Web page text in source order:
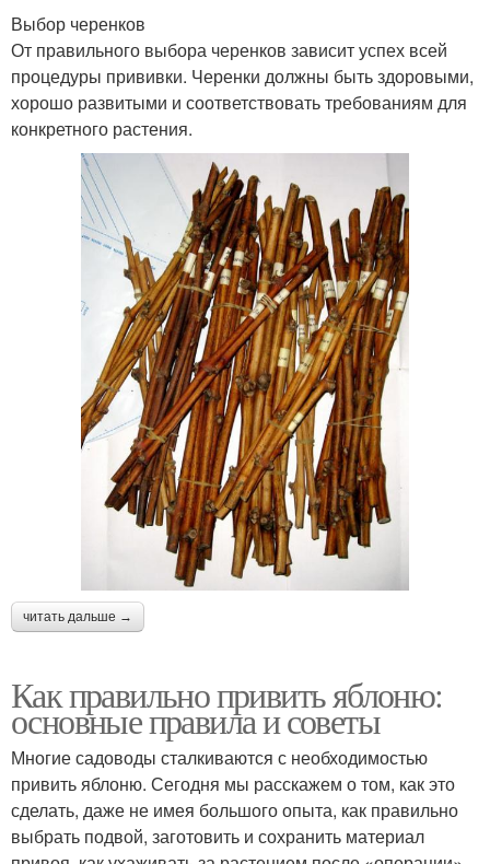
Выбор черенков
От правильного выбора черенков зависит успех всей
процедуры прививки. Черенки должны быть здоровыми,
хорошо развитыми и соответствовать требованиям для
конкретного растения.
читать дальше →
Как правильно привить яблоню:
основные правила и советы
Многие садоводы сталкиваются с необходимостью
привить яблоню. Сегодня мы расскажем о том, как это
сделать, даже не имея большого опыта, как правильно
выбрать подвой, заготовить и сохранить материал